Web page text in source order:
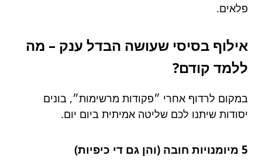
פלאים.
אילוף בסיסי שעושה הבדל ענק – מה
ללמד קודם?
במקום לרדוף אחרי ״פקודות מרשימות״, בונים
יסודות שיתנו לכם שליטה אמיתית ביום יום.
5 מיומנויות חובה (והן גם די כיפיות)